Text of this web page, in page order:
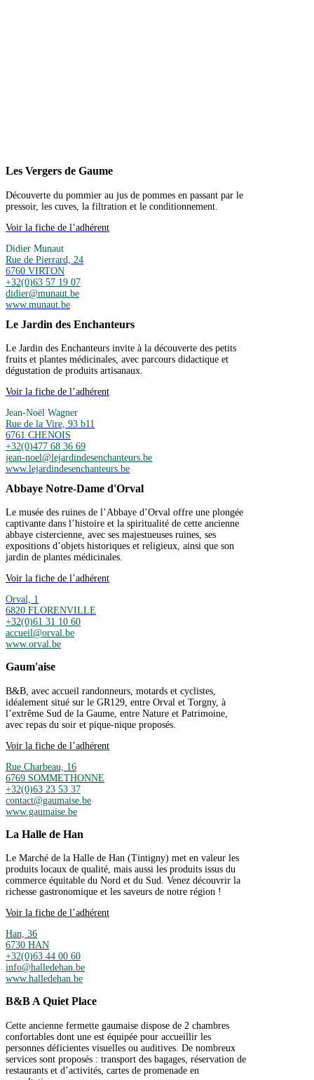
Les Vergers de Gaume
Découverte du pommier au jus de pommes en passant par le
pressoir, les cuves, la filtration et le conditionnement.
Voir la fiche de l’adhérent
Didier Munaut
Rue de Pierrard, 24
6760 VIRTON
+32(0)63 57 19 07
didier@munaut.be
www.munaut.be
Le Jardin des Enchanteurs
Le Jardin des Enchanteurs invite à la découverte des petits
fruits et plantes médicinales, avec parcours didactique et
dégustation de produits artisanaux.
Voir la fiche de l’adhérent
Jean-Noël Wagner
Rue de la Vire, 93 b11
6761 CHENOIS
+32(0)477 68 36 69
jean-noel@lejardindesenchanteurs.be
www.lejardindesenchanteurs.be
Abbaye Notre-Dame d'Orval
Le musée des ruines de l’Abbaye d’Orval offre une plongée
captivante dans l’histoire et la spiritualité de cette ancienne
abbaye cistercienne, avec ses majestueuses ruines, ses
expositions d’objets historiques et religieux, ainsi que son
jardin de plantes médicinales.
Voir la fiche de l’adhérent
Orval, 1
6820 FLORENVILLE
+32(0)61 31 10 60
accueil@orval.be
www.orval.be
Gaum'aise
B&B, avec accueil randonneurs, motards et cyclistes,
idéalement situé sur le GR129, entre Orval et Torgny, à
l’extrême Sud de la Gaume, entre Nature et Patrimoine,
avec repas du soir et pique-nique proposés.
Voir la fiche de l’adhérent
Rue Charbeau, 16
6769 SOMMETHONNE
+32(0)63 23 53 37
contact@gaumaise.be
www.gaumaise.be
La Halle de Han
Le Marché de la Halle de Han (Tintigny) met en valeur les
produits locaux de qualité, mais aussi les produits issus du
commerce équitable du Nord et du Sud. Venez découvrir la
richesse gastronomique et les saveurs de notre région !
Voir la fiche de l’adhérent
Han, 36
6730 HAN
+32(0)63 44 00 60
info@halledehan.be
www.halledehan.be
B&B A Quiet Place
Cette ancienne fermette gaumaise dispose de 2 chambres
confortables dont une est équipée pour accueillir les
personnes déficientes visuelles ou auditives. De nombreux
services sont proposés : transport des bagages, réservation de
restaurants et d’activités, cartes de promenade en